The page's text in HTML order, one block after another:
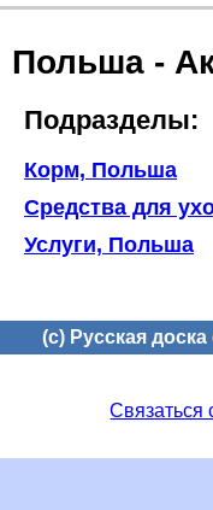
Польша -
Подразделы:
Корм, Польша
Средства для
Услуги, Польша
(c) Русская
Связаться